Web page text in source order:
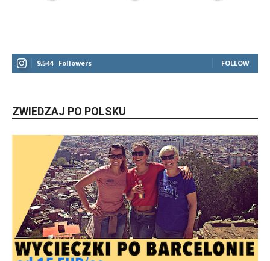
9,544 Followers FOLLOW
ZWIEDZAJ PO POLSKU